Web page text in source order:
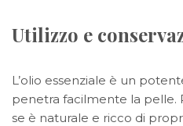
Utilizzo e
L’olio essenziale è un
penetra facilmente la pelle.
se è naturale e ricco di